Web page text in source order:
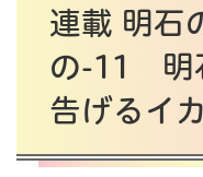
連載 明石
の-11 明
告げるイ